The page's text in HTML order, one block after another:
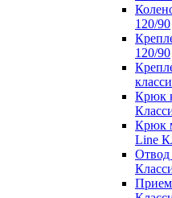
120/90
120/90
Крюк
Крюк
Line
Отвод